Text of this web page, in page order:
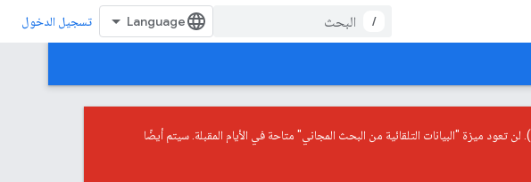
/ تسجيل الدخول
). لن تعود ميزة "البيانات التلقائية من البحث المجاني" متاحة في الأيام المقبلة. سيتم أيضًا